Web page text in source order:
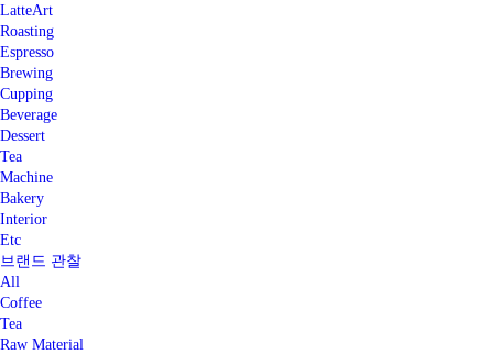
LatteArt
Roasting
Espresso
Brewing
Cupping
Beverage
Dessert
Tea
Machine
Bakery
Interior
Etc
브랜드 관찰
All
Coffee
Tea
Raw Material